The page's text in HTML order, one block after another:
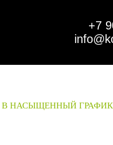
+7
НАСЫЩЕННЫЙ